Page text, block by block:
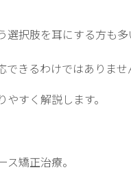
選択肢を耳にする方も
きるわけではありませ
すく解説します。
矯正治療。